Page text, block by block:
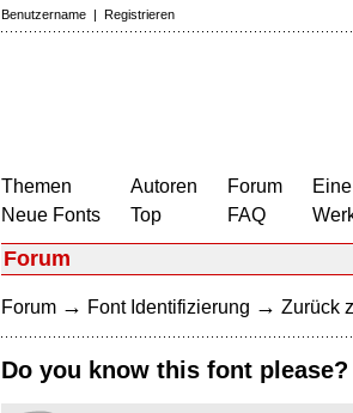
Benutzername | Registrieren
Themen
Neue Fonts
Autoren
Top
Forum
FAQ
Forum
Forum → Font Identifizierung → Zurück
Do you know this font please?